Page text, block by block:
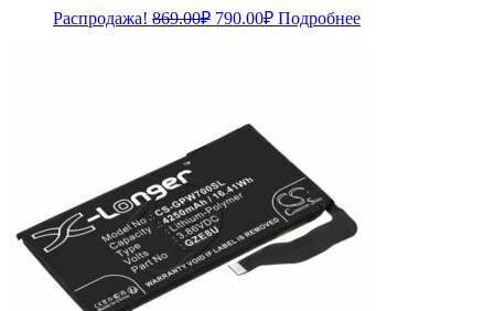
Распродажа! 869.00₽ Первоначальная
790.00₽Текущая
цена:
Подробнее